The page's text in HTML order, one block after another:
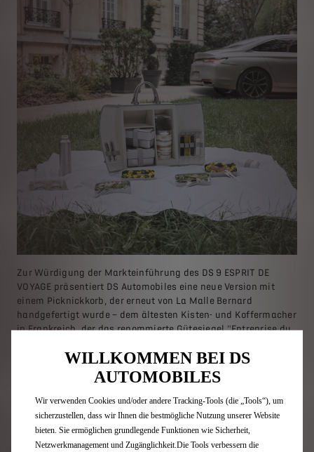
Zur Würdigung der Markteinführung des DS 9 ESPRIT DE
VOYAGE präsentiert DS Automobiles eine neue Version mit
einem Picknickkorb, der erneut von La Malle Bernard
handgefertigt wurde – dem ältesten Kisten- und Koffermacher
in Frankreich, der das renommierte Gütesiegel "Entreprise du
Um dieses einzigartige Erlebnis in vollen Zügen zu genießen,
bietet DS Automobiles handgefertigte Picknickkörbe von La
Malle Bernard an, für die mehrere Dutzend Stunden
aufgewendet wurden.
Der Picknickkorb wurde sorgfältig für ein elegantes Essen im
WILLKOMMEN BEI DS
AUTOMOBILES
Wir verwenden Cookies und/oder andere Tracking-Tools (die „Tools“), um
sicherzustellen, dass wir Ihnen die bestmögliche Nutzung unserer Website
bieten. Sie ermöglichen grundlegende Funktionen wie Sicherheit,
Netzwerkmanagement und Zugänglichkeit.Die Tools verbessern die